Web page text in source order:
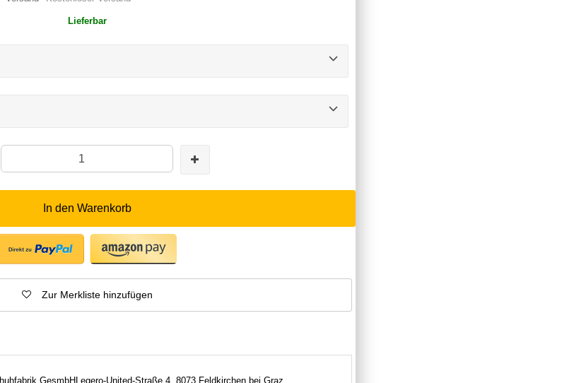
Lieferbar
In den Warenkorb
Zur Merkliste hinzufügen
GesmbHLegero-United-Straße 4, 8073 Feldkirchen bei Graz,